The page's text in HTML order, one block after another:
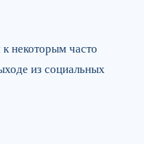
некоторым часто
из социальных